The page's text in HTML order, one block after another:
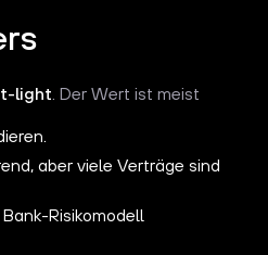
light . Der Wert ist meist
aber viele Verträge sind
Risikomodell